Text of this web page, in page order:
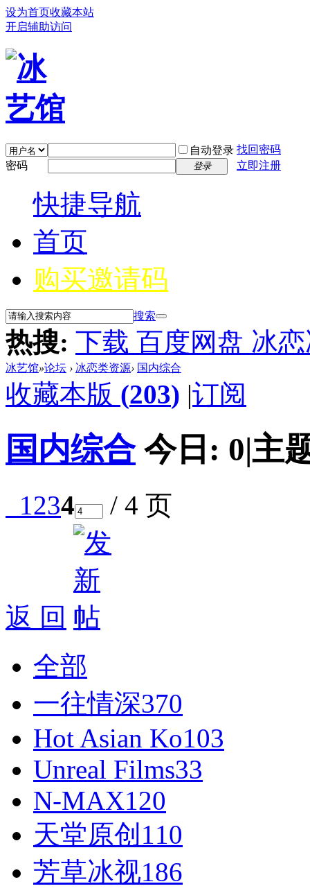
设为首页收藏本站
开启辅助访问
自动登录 找回密码
密码
登录 立即注册
快捷导航
首页
购买邀请码
搜索
热搜: 下载 百度网盘 冰
冰艺馆»论坛 › 冰恋类资源› 国内综合
收藏本版 (203) |订阅
国内综合 今日: 0|主
1234 / 4 页
返 回
全部
一往情深370
Hot Asian Ko103
Unreal Films33
N-MAX120
天堂原创 110
芳草冰视186